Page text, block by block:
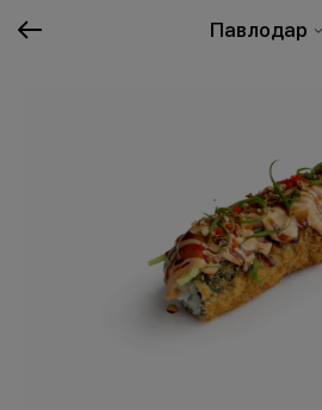
Павлодар